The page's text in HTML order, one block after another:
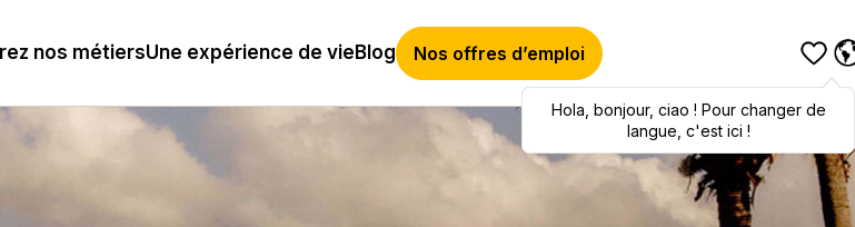
nos métiersUne expérience de vie Blog Nos offres d’emploi
Hola,bonjour,ciao! To switch
languages, click here!
Hola bonjour, ciao ! Pour changer de
langue, c'est ici !